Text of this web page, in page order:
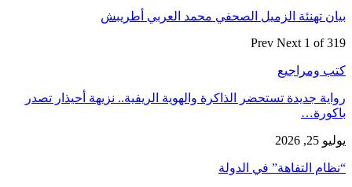
بيان تهنئة الزميل الصحفي محمد العربي أطريبش
Prev Next 1 of 319
كتب ومراجيع
رواية جديدة تستحضر الذاكرة والهوية الريفية.. نزيهة أحيذار تصدر
باكورة…
يوليو 25, 2026
“نظام التفاهة” في الدولة